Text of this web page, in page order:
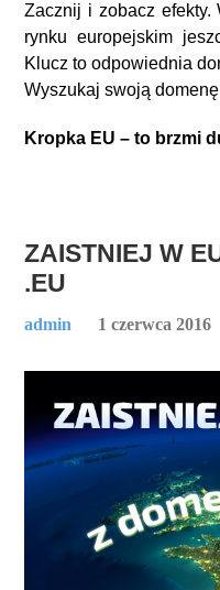
Zacznij i zobacz efekty.
rynku europejskim
Klucz to odpowiednia
Wyszukaj swoją
Kropka EU – to brzmi
ZAISTNIEJ W
.EU
admin 1 czerwca 2016